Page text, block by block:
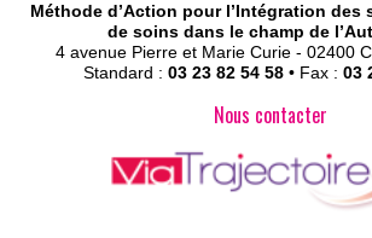
Méthode d’Action pour l’Intégration des
de soins dans le champ de
4 avenue Pierre et Marie Curie - 02400
Standard : 03 23 82 54 58• Fax : 03
Nous contacter